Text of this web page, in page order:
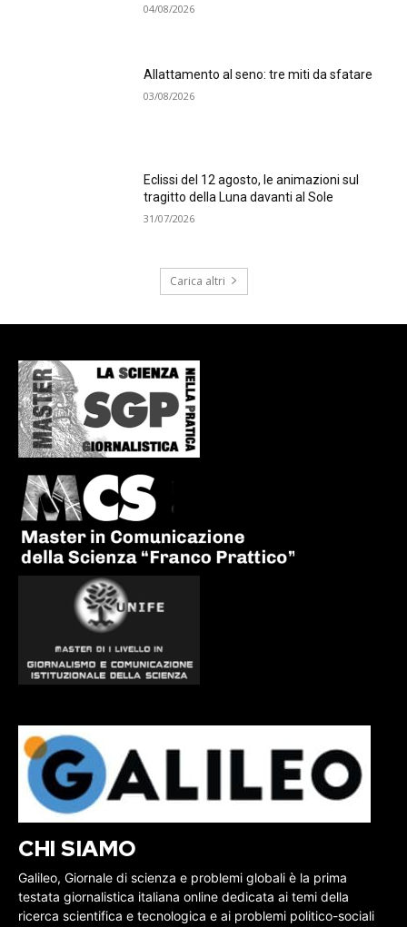
04/08/2026
Allattamento al seno: tre miti da sfatare
03/08/2026
Eclissi del 12 agosto, le animazioni sul
tragitto della Luna davanti al Sole
31/07/2026
Carica altri
CHI SIAMO
Galileo, Giornale di scienza e problemi globali è la prima
testata giornalistica italiana online dedicata ai temi della
ricerca scientifica e tecnologica e ai problemi politico-sociali